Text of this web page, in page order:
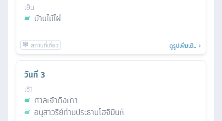
เย็น
บ้านไม้ไผ่
ดูรูปเพิ่มเติม
วันที่ 3
เช้า
ศาลเจ้าดิงเกา
อนุสาวรีย์ท่านประธานโฮจิมินห์